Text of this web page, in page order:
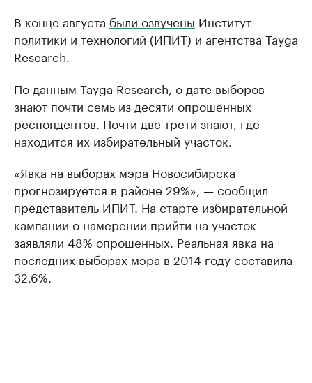
В конце августа были озвучены Институт
политики и технологий (ИПИТ) и агентства Tayga
Research.
По данным Tayga Research, о дате выборов
знают почти семь из десяти опрошенных
респондентов. Почти две трети знают, где
находится их избирательный участок.
«Явка на выборах мэра Новосибирска
прогнозируется в районе 29%», — сообщил
представитель ИПИТ. На старте избирательной
кампании о намерении прийти на участок
заявляли 48% опрошенных. Реальная явка на
последних выборах мэра в 2014 году составила
32,6%.